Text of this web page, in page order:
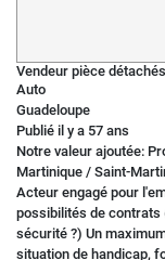
Vendeur pièce
Auto
Guadeloupe
Publié il y a 57 ans
Notre valeur ajoutée:
Martinique / Saint-
Acteur engagé pour
possibilités de contrats
sécurité ?) Un
situation de handicap,